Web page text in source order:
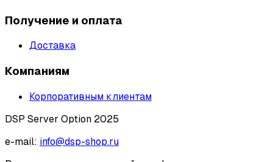
Получение и оплата
Доставка
Компаниям
Корпоративным клиентам
DSP Server Option 2025
e-mail: info@dsp-shop.ru